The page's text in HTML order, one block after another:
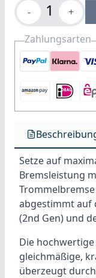
- 1 +
Zahlungsarten
Setze auf
Bremsleistung
abgestimmt auf
(2nd Gen) und
Die
gleichmäßige,
überzeugt